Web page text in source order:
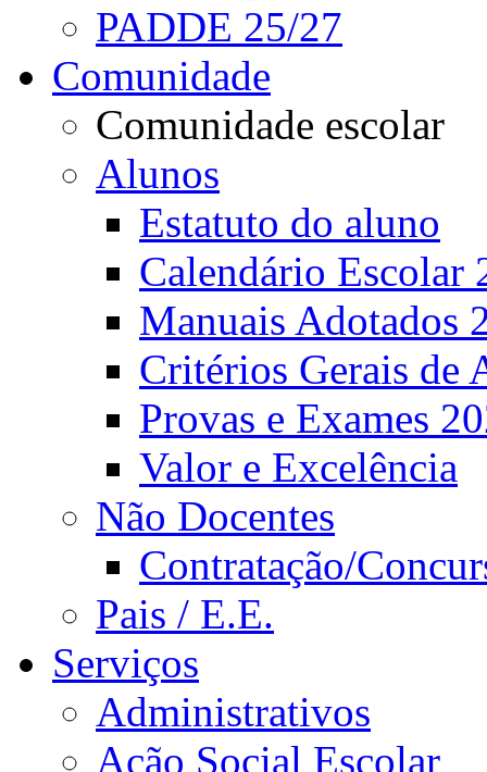
PADDE 25/27
Comunidade
Comunidade escolar
Alunos
Estatuto do aluno
Calendário Escolar
Manuais Adotados
Critérios Gerais de
Provas e Exames
Valor e Excelência
Não Docentes
Contratação/
Pais / E.E.
Serviços
Administrativos
Ação Social Escolar